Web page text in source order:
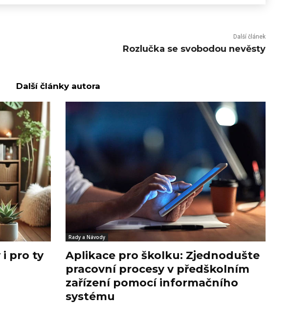
Další článek
Rozlučka se svobodou nevěsty
Další články autora
i pro ty
Rady a Návody
Aplikace pro školku: Zjednodušte
pracovní procesy v předškolním
zařízení pomocí informačního
systému